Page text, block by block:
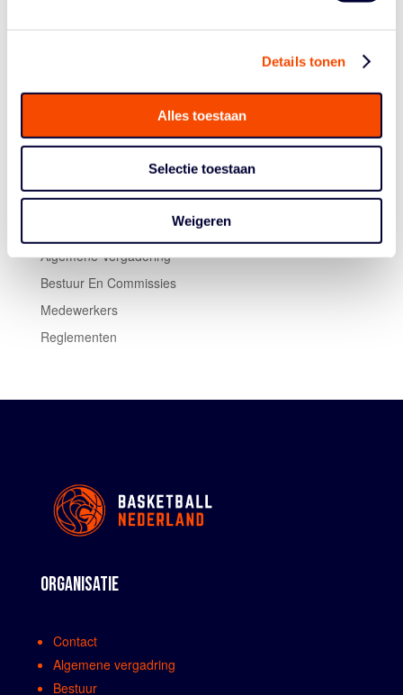
Details tonen
Alles toestaan
Selectie toestaan
Weigeren
Algemene Vergadering
Bestuur En Commissies
Medewerkers
Reglementen
ORGANISATIE
Contact
Algemene vergadring
Bestuur